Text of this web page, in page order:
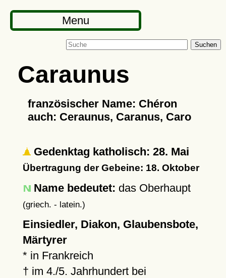
Menu
Suchen
Caraunus
französischer Name: Chéron
auch: Ceraunus, Caranus, Caro
Gedenktag katholisch: 28. Mai
Übertragung der Gebeine: 18. Oktober
Name bedeutet: das Oberhaupt
(griech. - latein.)
Einsiedler, Diakon, Glaubensbote,
Märtyrer
* in Frankreich
† im 4./5. Jahrhundert bei